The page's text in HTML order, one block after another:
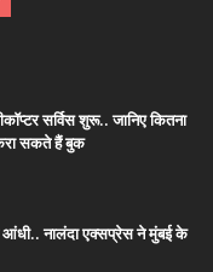
सर्विस शुरू.. जानिए कितना
करा सकते हैं बुक
आंधी.. नालंदा एक्सप्रेस ने मुंबई के